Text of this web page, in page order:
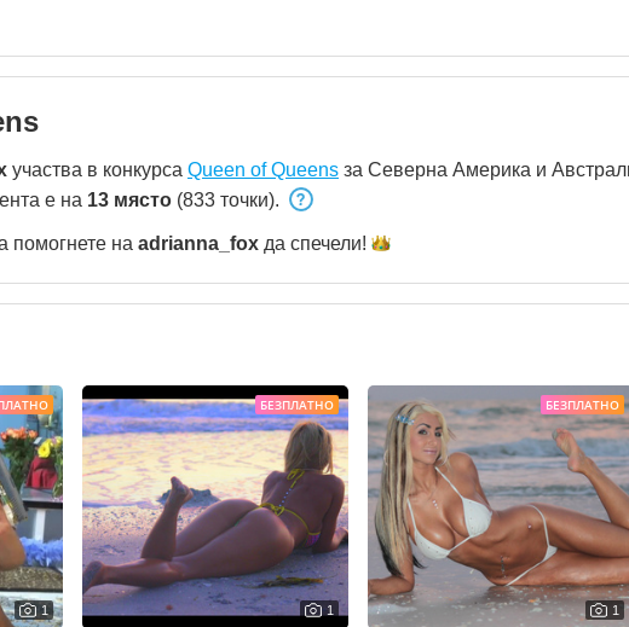
участва в конкурса Queen of Queens за Северна Америка и
е на 13 място (833 точки).
помогнете на adrianna_fox да спечели!
1
БЕЗПЛАТНО
1
БЕЗПЛАТНО
1